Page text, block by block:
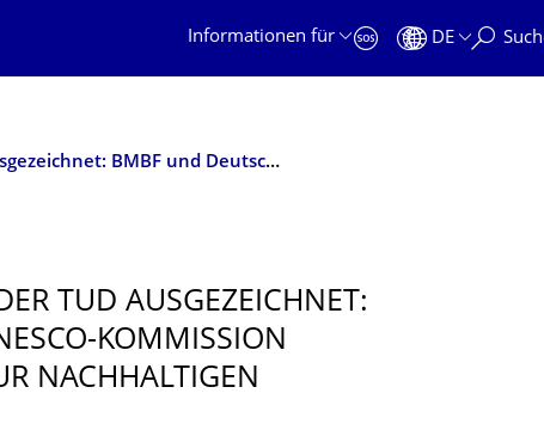
Informationen für
DE
MINT-Summer School der TUD ausgezeichnet: BMBF und Deutsche UNESCO-Kommission würdigten Beiträge zur nachhaltigen Entwicklung
TUD AUSGEZEICHNET:
KOMMISSION
NACHHALTIGEN